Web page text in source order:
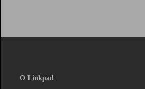
О Linkpad